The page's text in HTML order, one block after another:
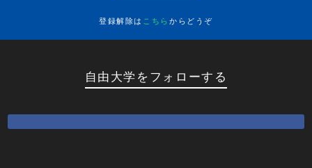
登録解除は こちら からどうぞ
自由大学をフォローする